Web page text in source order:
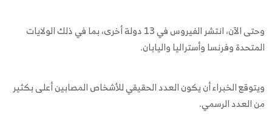
وحتى الآن، انتشر الفيروس في 13 دولة أخرى، بما في ذلك الولايات
المتحدة وفرنسا وأستراليا واليابان.
ويتوقع الخبراء أن يكون العدد الحقيقي للأشخاص المصابين أعلى بكثير
من العدد الرسمي.